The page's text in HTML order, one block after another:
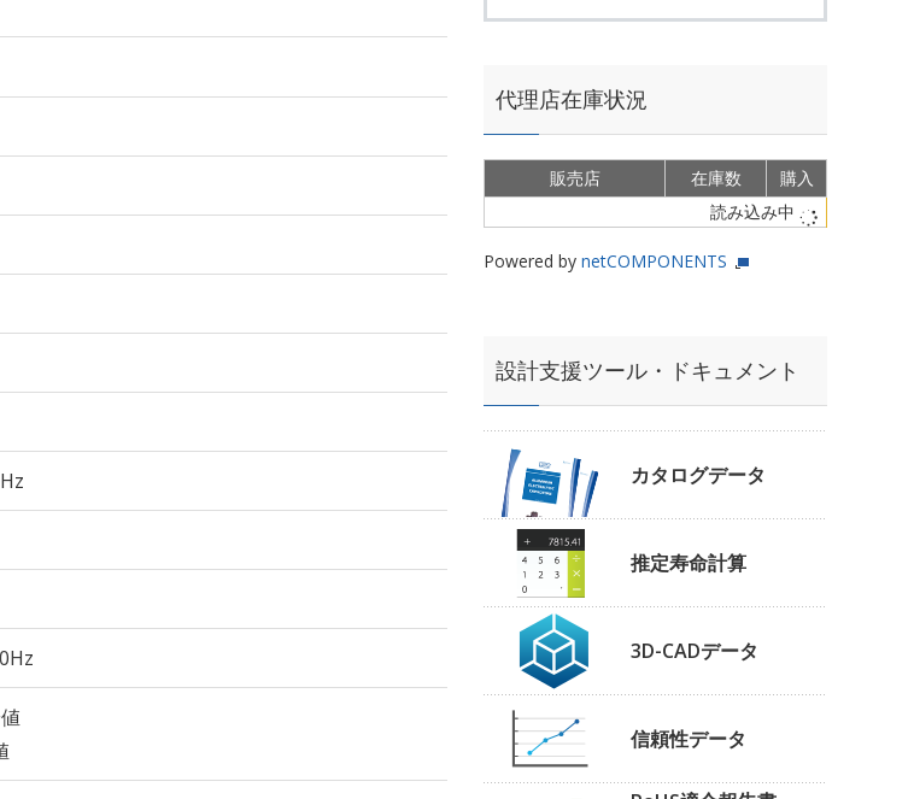
代理店在庫状況
販売店 在庫数
購入
読み込み中
Powered by netCOMPONENTS
設計支援ツール・ドキュメント
カタログデータ
推定寿命計算
3D-CADデータ
信頼性データ